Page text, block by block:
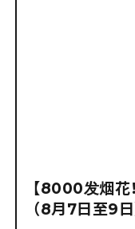
【8000发烟花
（8月7日至9日